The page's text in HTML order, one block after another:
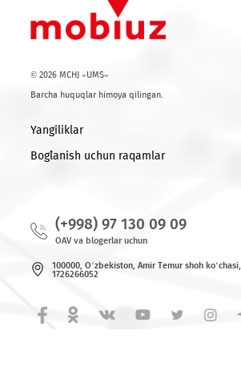
chunki ular tezkor muloqot, tajriba
o‘rnatish uchun imkoniyat yaratadi.
yetakchilarining hamkorlikdagi sa’y-
mintaqada raqamli taraqqiyotni
Ro'yxatga qaytish
© 2026 MCHJ «UMS»